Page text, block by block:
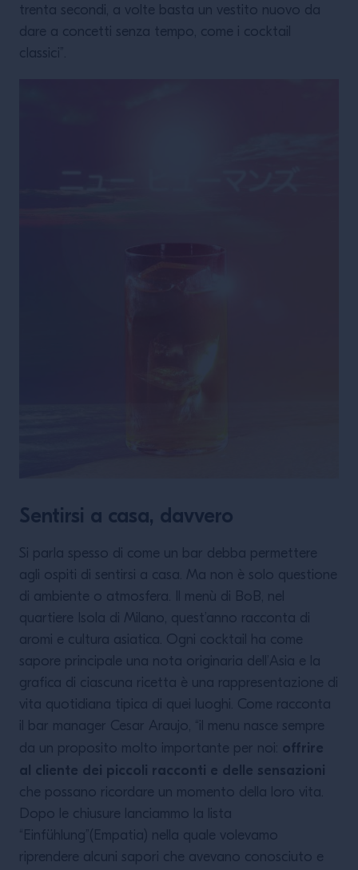
trenta secondi, a volte basta un vestito nuovo da
dare a concetti senza tempo, come i cocktail
classici”.
Sentirsi a casa, davvero
Si parla spesso di come un bar debba permettere
agli ospiti di sentirsi a casa. Ma non è solo questione
di ambiente o atmosfera. Il menù di BoB, nel
quartiere Isola di Milano, quest’anno racconta di
aromi e cultura asiatica. Ogni cocktail ha come
sapore principale una nota originaria dell’Asia e la
grafica di ciascuna ricetta è una rappresentazione di
vita quotidiana tipica di quei luoghi. Come racconta
il bar manager Cesar Araujo, “il menu nasce sempre
da un proposito molto importante per noi: offrire
al cliente dei piccoli racconti e delle sensazioni
che possano ricordare un momento della loro vita.
Dopo le chiusure lanciammo la lista
“Einfühlung”(Empatia) nella quale volevamo
riprendere alcuni sapori che avevano conosciuto e